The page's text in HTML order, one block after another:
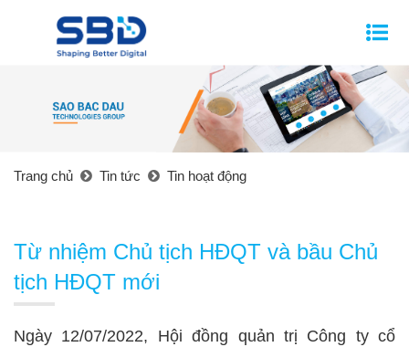
Trang chủ Tin tức Tin hoạt động
Từ nhiệm Chủ tịch HĐQT và bầu Chủ
tịch HĐQT mới
Ngày 12/07/2022, Hội đồng quản trị Công ty cổ